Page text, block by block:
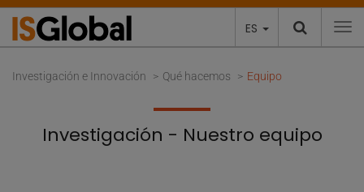
ES
Investigación e Innovación Qué hacemos Equipo
Investigación - Nuestro equipo